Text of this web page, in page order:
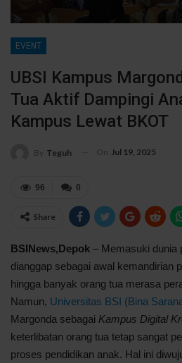
EVENT
UBSI Kampus
Tua Aktif Dampingi
Kampus Lewat BKOT
By Teguh On Jul 19, 2025
0
96
Share
BSINews,Depok – Memasuki dunia
dianggap sebagai awal kemandirian
hingga banyak orang tua merasa
Namun, Universitas BSI (Bina
Margonda sebagai Kampus Digital
keterlibatan orang tua tetap sangat
proses pendidikan anak. Hal ini